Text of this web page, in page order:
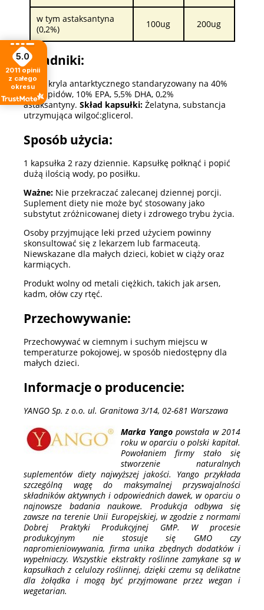
w tym astaksantyna
(0,2%)
100ug 200ug
Składniki:
Olej z kryla antarktycznego standaryzowany na 40%
fosfolipidów, 10% EPA, 5,5% DHA, 0,2%
astaksantyny. Skład kapsułki: Żelatyna, substancja
utrzymująca wilgoć:glicerol.
Sposób użycia:
1 kapsułka 2 razy dziennie. Kapsułkę połknąć i popić
dużą ilością wody, po posiłku.
Ważne: Nie przekraczać zalecanej dziennej porcji.
Suplement diety nie może być stosowany jako
substytut zróżnicowanej diety i zdrowego trybu życia.
Osoby przyjmujące leki przed użyciem powinny
skonsultować się z lekarzem lub farmaceutą.
Niewskazane dla małych dzieci, kobiet w ciąży oraz
karmiących.
Produkt wolny od metali ciężkich, takich jak arsen,
kadm, ołów czy rtęć.
Przechowywanie:
Przechowywać w ciemnym i suchym miejscu w
temperaturze pokojowej, w sposób niedostępny dla
małych dzieci.
Informacje o producencie:
YANGO Sp. z o.o. ul. Granitowa 3/14, 02-681 Warszawa
Marka Yango powstała w 2014
roku w oparciu o polski kapitał.
Powołaniem firmy stało się
stworzenie naturalnych
suplementów diety najwyższej jakości. Yango przykłada
szczególną wagę do maksymalnej przyswajalności
składników aktywnych i odpowiednich dawek, w oparciu o
najnowsze badania naukowe. Produkcja odbywa się
zawsze na terenie Unii Europejskiej, w zgodzie z normami
Dobrej Praktyki Produkcyjnej GMP. W procesie
produkcyjnym nie stosuje się GMO czy
napromieniowywania, firma unika zbędnych dodatków i
wypełniaczy. Wszystkie ekstrakty roślinne zamykane są w
kapsułkach z celulozy roślinnej, dzięki czemu są delikatne
dla żołądka i mogą być przyjmowane przez wegan i
wegetarian.
5.0
2011 opinii
z całego
okresu